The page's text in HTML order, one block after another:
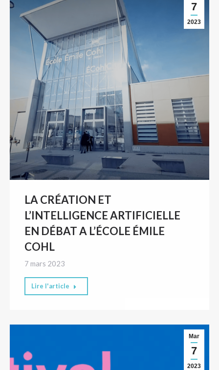
7
2023
LA CRÉATION ET
L’INTELLIGENCE ARTIFICIELLE
EN DÉBAT A L’ÉCOLE ÉMILE
COHL
7 mars 2023
Lire l'article
Mar
7
2023